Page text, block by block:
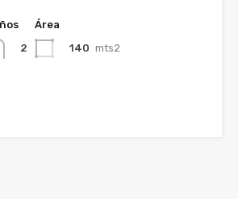
2
Área
140 mts2